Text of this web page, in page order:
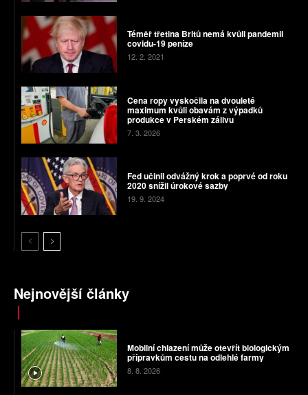
Téměř třetina Britů nemá kvůli pandemii
covidu-19 peníze
12. 2. 2021
Cena ropy vyskočila na dvouleté
maximum kvůli obavám z výpadků
produkce v Perském zálivu
7. 3. 2026
Fed učinil odvážný krok a poprvé od roku
2020 snížil úrokové sazby
19. 9. 2024
Nejnovější články
Mobilní chlazení může otevřít biologickým
přípravkům cestu na odlehlé farmy
8. 8. 2026